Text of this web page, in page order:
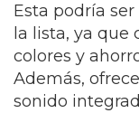
Esta podría
la lista, ya que
colores y
Además,
sonido